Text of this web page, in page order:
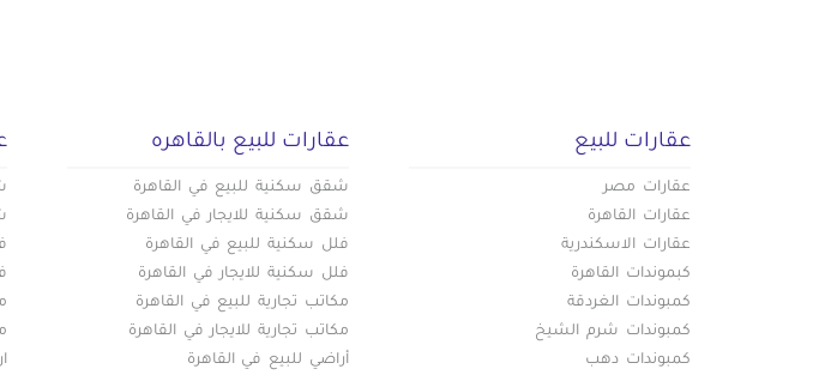
عقارات للبيع
عقارات مصر
عقارات القاهرة
عقارات الاسكندرية
كبموندات القاهرة
كمبوندات الغردقة
كمبوندات شرم الشيخ
كمبوندات دهب
عقارات للبيع بالقاهره
شقق سكنية للبيع في القاهرة
شقق سكنية للايجار في القاهرة
فلل سكنية للبيع في القاهرة
فلل سكنية للايجار في القاهرة
مكاتب تجارية للبيع في القاهرة
مكاتب تجارية للايجار في القاهرة
أراضي للبيع في القاهرة